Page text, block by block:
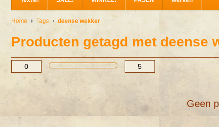
Home Tags deense wekker
Producten getagd met deense
Geen